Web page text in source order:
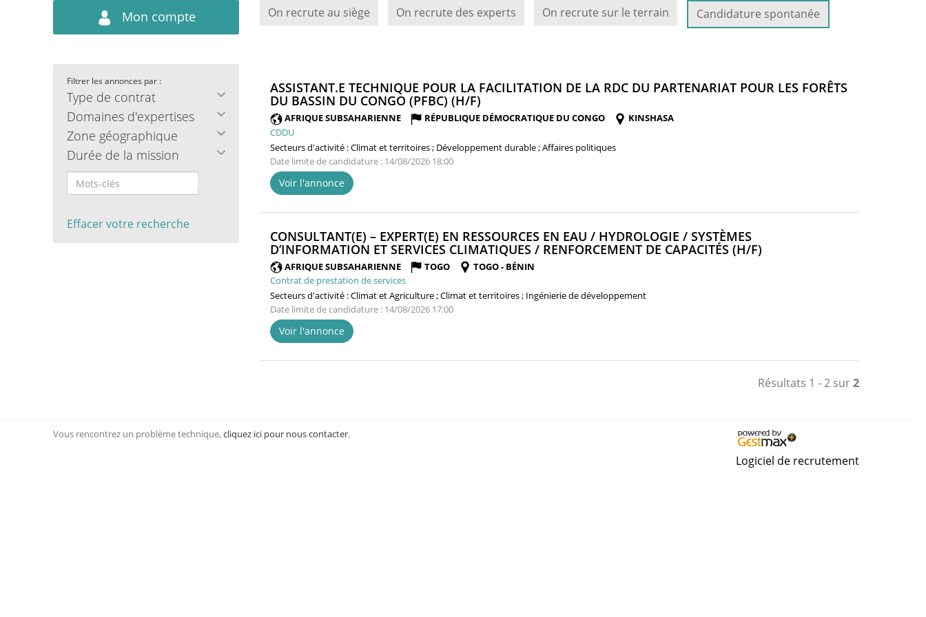
Mon compte On recrute au siège On recrute des experts On recrute sur le terrain Candidature spontanée
Filtrer les annonces par :
Type de contrat
Domaines d'expertises
Zone géographique
Durée de la mission
Effacer votre recherche
ASSISTANT.E TECHNIQUE POUR LA FACILITATION DE LA RDC DU PARTENARIAT POUR LES FORÊTS
DU BASSIN DU CONGO (PFBC) (H/F)
FENÊTRE)
AFRIQUE SUBSAHARIENNE RÉPUBLIQUE DÉMOCRATIQUE DU CONGO
KINSHASA
CDDU
Secteurs d'activité :Climat et territoires ; Développement durable ; Affaires politiques
Date limite de candidature : 14/08/2026 18:00
Voir l'annonce
CONSULTANT(E) – EXPERT(E) EN RESSOURCES EN EAU / HYDROLOGIE / SYSTÈMES
D’INFORMATION ET SERVICES CLIMATIQUES / RENFORCEMENT DE CAPACITÉS (H/F)
AFRIQUE SUBSAHARIENNE TOGO
TOGO - BÉNIN
Contrat de prestation de services
Secteurs d'activité :Climat et Agriculture ; Climat et territoires ; Ingénierie de développement
Date limite de candidature : 14/08/2026 17:00
Voir l'annonce
Résultats 1 - 2 sur2
Vous rencontrez un problème technique,cliquez ici pour nous contacter.
Logiciel de recrutement